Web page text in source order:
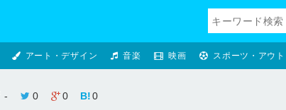
アート・デザイン 音楽 映画 スポーツ・アウト
- 0 0 B!0